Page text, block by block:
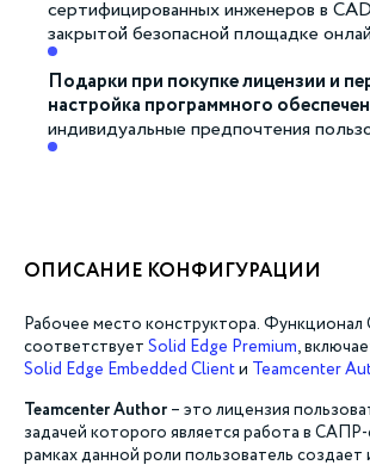
сертифицированных инженеров в
закрытой безопасной площадке
Подарки при покупке лицензии и
настройка программного
индивидуальные предпочтения
ОПИСАНИЕ КОНФИГУРАЦИИ
Рабочее место конструктора. Функционал
соответствует Solid Edge Premium,
Solid Edge Embedded Client и Teamcenter
Teamcenter Author – это лицензия
задачей которого является работа в САПР-
рамках данной роли пользователь создает